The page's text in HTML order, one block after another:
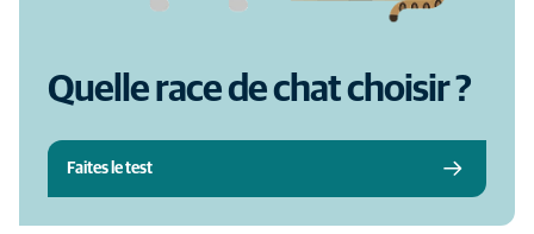
Quelle race de chat choisir ?
Faites le test